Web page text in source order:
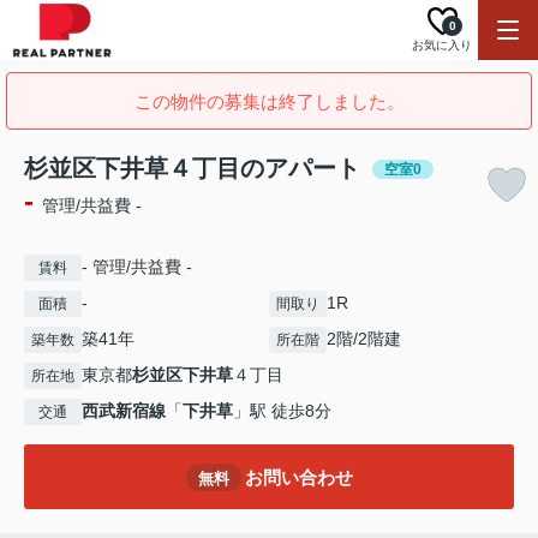
お気に入り
0
この物件の募集は終了しました。
杉並区下井草４丁目のアパート 空室0
- 管理/共益費 -
賃料 - 管理/共益費 -
面積 - 間取り 1R
築年数 築41年 所在階 2階/2階建
所在地 東京都杉並区下井草４丁目
交通 西武新宿線 「下井草 」駅 徒歩8分
無料 お問い合わせ